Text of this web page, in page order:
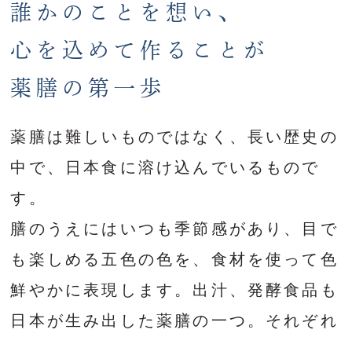
誰かのことを想い、
心を込めて作ることが
薬膳の第一歩
薬膳は難しいものではなく、長い歴史の
中で、日本食に溶け込んでいるもので
す。
膳のうえにはいつも季節感があり、目で
も楽しめる五色の色を、食材を使って色
鮮やかに表現します。出汁、発酵食品も
日本が生み出した薬膳の一つ。それぞれ